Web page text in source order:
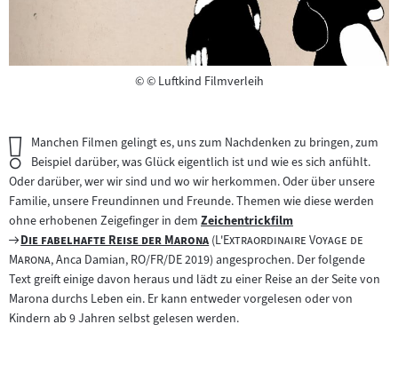
©Copyright
© Luftkind Filmverleih
Wichtiger
Hinweis:
Manchen Filmen gelingt es, uns zum Nachdenken zu bringen, zum
Beispiel darüber, was Glück eigentlich ist und wie es sich anfühlt.
Oder darüber, wer wir sind und wo wir herkommen. Oder über unsere
Familie, unsere Freundinnen und Freunde. Themen wie diese werden
ohne erhobenen Zeigefinger in dem Zum
Inhalt:
Zeichentrickfilm
Zum
Filmarchiv:
"
Die fabelhafte Reise der Marona"("L'Extraordinaire Voyage de
Marona", Anca Damian, RO/FR/DE 2019) angesprochen. Der folgende
Text greift einige davon heraus und lädt zu einer Reise an der Seite von
Marona durchs Leben ein. Er kann entweder vorgelesen oder von
Kindern ab 9 Jahren selbst gelesen werden.